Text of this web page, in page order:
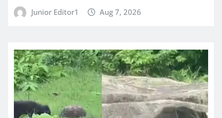
Junior Editor1 Aug 7, 2026